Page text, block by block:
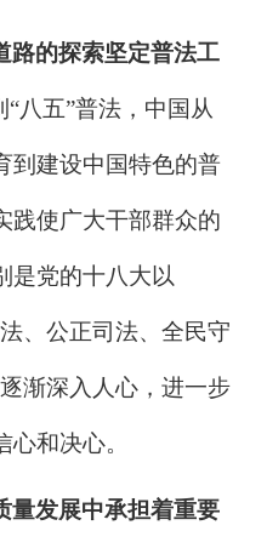
路的探索坚定普法工
“八五”普法，中国从
到建设中国特色的普
践使广大干部群众的
是党的十八大以
、 公正司法、 全民守
渐深入人心，进一步
和决心。
量发展中承担着重要